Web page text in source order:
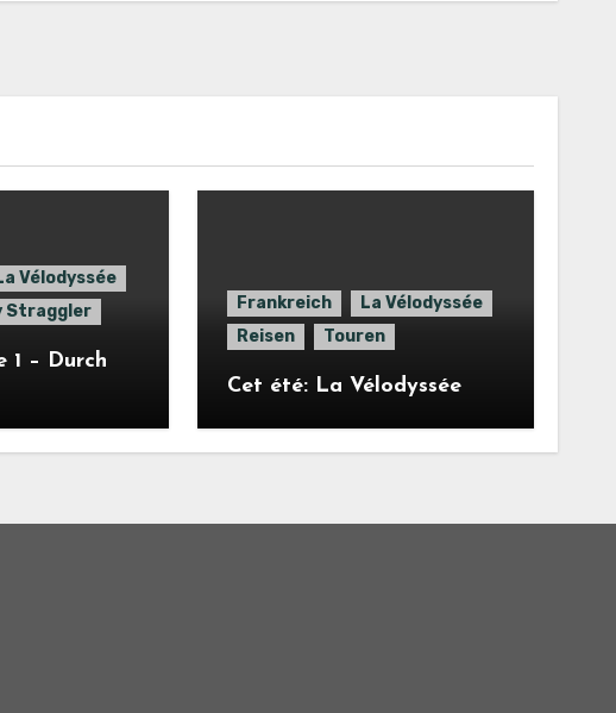
Vélodyssée
Straggler
1 – Durch
Frankreich
La Vélodyssée
Reisen
Touren
Cet été: La Vélodyssée